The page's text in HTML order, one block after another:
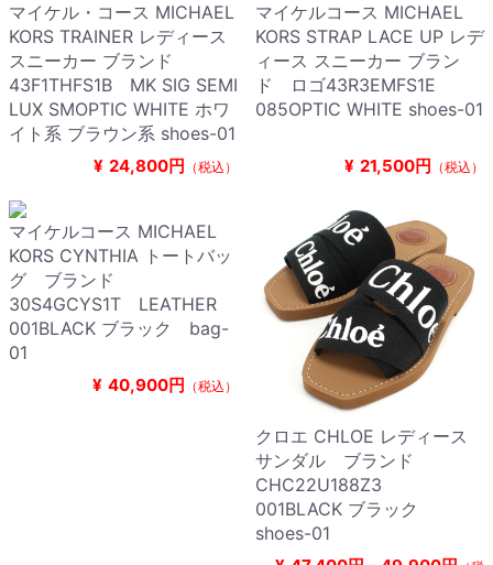
マイケル・コース MICHAEL
KORS TRAINER レディース
スニーカー ブランド
43F1THFS1B MK SIG SEMI
LUX SMOPTIC WHITE ホワ
イト系 ブラウン系 shoes-01
¥ 24,800円 （税込）
マイケルコース MICHAEL
KORS STRAP LACE UP レデ
ィース スニーカー ブラン
ド ロゴ43R3EMFS1E
085OPTIC WHITE shoes-01
¥ 21,500円 （税込）
マイケルコース MICHAEL
KORS CYNTHIA トートバッ
グ ブランド
30S4GCYS1T LEATHER
001BLACK ブラック bag-
01
¥ 40,900円 （税込）
クロエ CHLOE レディース
サンダル ブランド
CHC22U188Z3
001BLACK ブラック
shoes-01